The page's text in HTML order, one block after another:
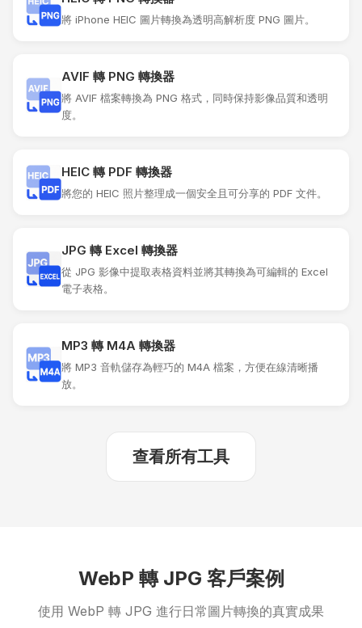
將 iPhone HEIC 圖片轉換為透明高解析度 PNG 圖片。
AVIF 轉 PNG 轉換器
將 AVIF 檔案轉換為 PNG 格式，同時保持影像品質和透明
度。
HEIC 轉 PDF 轉換器
將您的 HEIC 照片整理成一個安全且可分享的 PDF 文件。
JPG 轉 Excel 轉換器
從 JPG 影像中提取表格資料並將其轉換為可編輯的 Excel
電子表格。
MP3 轉 M4A 轉換器
將 MP3 音軌儲存為輕巧的 M4A 檔案，方便在線清晰播
放。
查看所有工具
WebP 轉 JPG 客戶案例
使用 WebP 轉 JPG 進行日常圖片轉換的真實成果